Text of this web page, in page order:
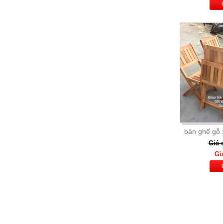
bàn ghế gỗ
Giá